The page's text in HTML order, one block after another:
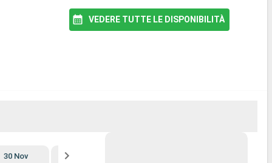
VEDERE TUTTE LE DISPONIBILITÀ
30 Nov